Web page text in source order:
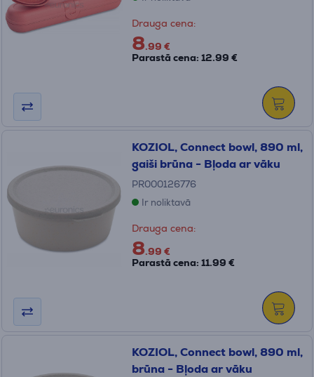
Drauga cena:
8.99 €
Parastā cena: 12.99 €
KOZIOL, Connect bowl, 890 ml,
gaiši brūna - Bļoda ar vāku
PR000126776
Ir noliktavā
Drauga cena:
8.99 €
Parastā cena: 11.99 €
KOZIOL, Connect bowl, 890 ml,
brūna - Bļoda ar vāku